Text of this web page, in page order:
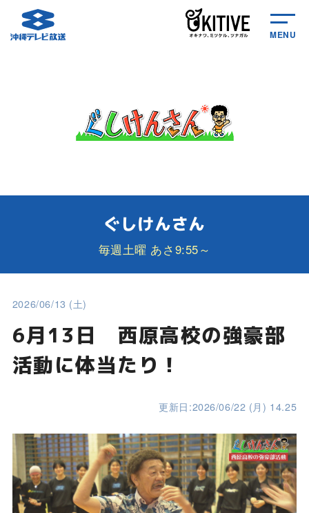
MENU
ぐしけんさん
毎週土曜 あさ9:55～
2026/06/13 (土)
6月13日 西原高校の強豪部
活動に体当たり！
更新日:2026/06/22 (月) 14.25